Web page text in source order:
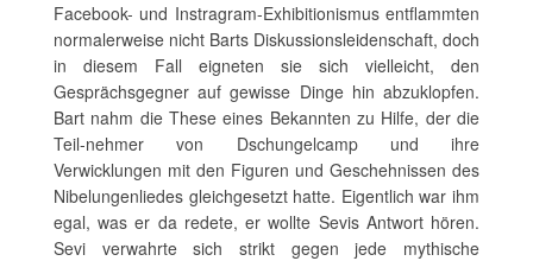
Facebook- und Instragram-Exhibitionismus entflammten
normalerweise nicht Barts Diskussionsleidenschaft, doch
in diesem Fall eigneten sie sich vielleicht, den
Gesprächsgegner auf gewisse Dinge hin abzuklopfen.
Bart nahm die These eines Bekannten zu Hilfe, der die
Teil-nehmer von Dschungelcamp und ihre
Verwicklungen mit den Figuren und Geschehnissen des
Nibelungenliedes gleichgesetzt hatte. Eigentlich war ihm
egal, was er da redete, er wollte Sevis Antwort hören.
Sevi verwahrte sich strikt gegen jede mythische